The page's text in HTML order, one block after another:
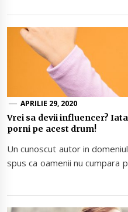
APRILIE 29, 2020
Vrei sa devii influencer?
porni pe acest drum!
Un cunoscut autor in
spus ca oamenii nu cumpara